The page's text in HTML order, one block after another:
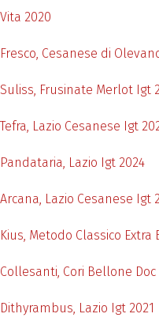
Vita 2020
Fresco, Cesanese di
Suliss, Frusinate Merlot Igt
Tefra, Lazio Cesanese Igt
Pandataria, Lazio Igt 2024
Arcana, Lazio Cesanese Igt
Kius, Metodo Classico Extra
Collesanti, Cori Bellone Doc
Dithyrambus, Lazio Igt 2021